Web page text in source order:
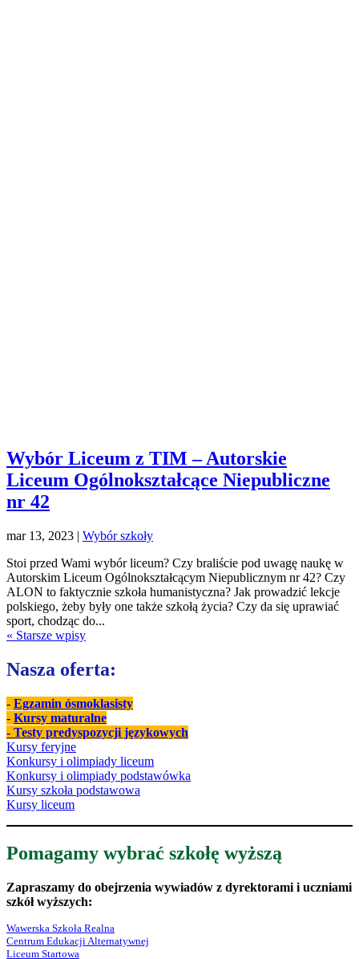
Wybór Liceum z TIM – Autorskie
Liceum Ogólnokształcące Niepubliczne
nr 42
mar 13, 2023 | Wybór szkoły
Stoi przed Wami wybór liceum? Czy braliście pod uwagę naukę w
Autorskim Liceum Ogólnokształcącym Niepublicznym nr 42? Czy
ALON to faktycznie szkoła humanistyczna? Jak prowadzić lekcje
polskiego, żeby były one także szkołą życia? Czy da się uprawiać
sport, chodząc do...
« Starsze wpisy
Nasza oferta:
- Egzamin ósmoklasisty
- Kursy maturalne
- Testy predyspozycji językowych
Kursy feryjne
Konkursy i olimpiady liceum
Konkursy i olimpiady podstawówka
Kursy szkoła podstawowa
Kursy liceum
Pomagamy wybrać szkołę wyższą
Zapraszamy do obejrzenia wywiadów z dyrektorami i uczniami
szkół wyższych:
Wawerska Szkoła Realna
Centrum Edukacji Alternatywnej
Liceum Startowa